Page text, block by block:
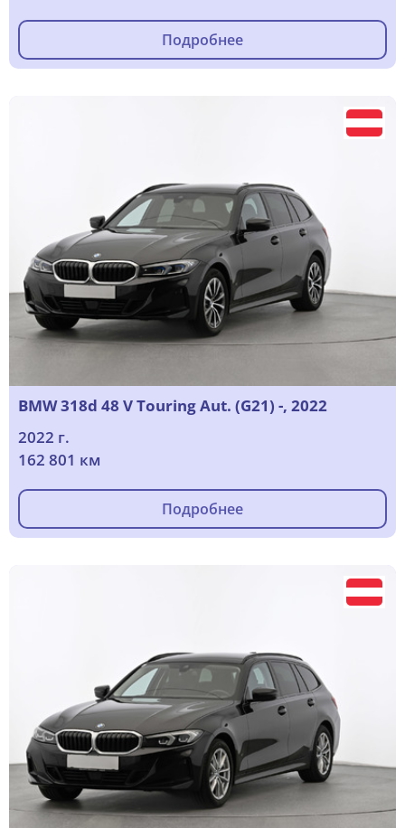
Подробнее
BMW 318d 48 V Touring Aut. (G21) -, 2022
2022 г.
162 801 км
Подробнее